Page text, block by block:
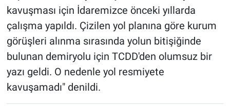
kavuşması için İdaremizce önceki yıllarda
çalışma yapıldı. Çizilen yol planına göre kurum
görüşleri alınma sırasında yolun bitişiğinde
bulunan demiryolu için TCDD'den olumsuz bir
yazı geldi. O nedenle yol resmiyete
kavuşamadı" denildi.